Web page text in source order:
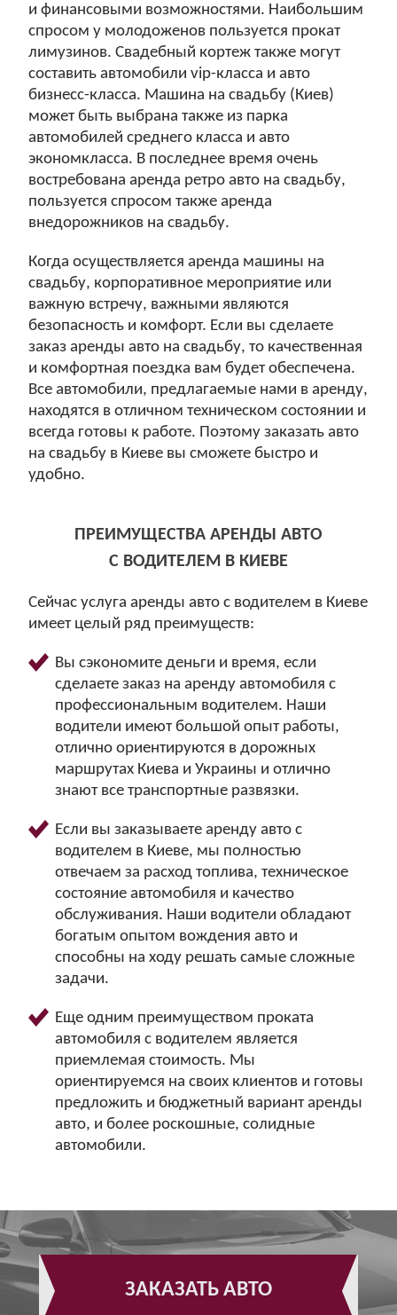
и финансовыми возможностями. Наибольшим
спросом у молодоженов пользуется прокат
лимузинов. Свадебный кортеж также могут
составить автомобили vip-класса и авто
бизнесс-класса. Машина на свадьбу (Киев)
может быть выбрана также из парка
автомобилей среднего класса и авто
экономкласса. В последнее время очень
востребована аренда ретро авто на свадьбу,
пользуется спросом также аренда
внедорожников на свадьбу.
Когда осуществляется аренда машины на
свадьбу, корпоративное мероприятие или
важную встречу, важными являются
безопасность и комфорт. Если вы сделаете
заказ аренды авто на свадьбу, то качественная
и комфортная поездка вам будет обеспечена.
Все автомобили, предлагаемые нами в аренду,
находятся в отличном техническом состоянии и
всегда готовы к работе. Поэтому заказать авто
на свадьбу в Киеве вы сможете быстро и
удобно.
ПРЕИМУЩЕСТВА АРЕНДЫ АВТО
С ВОДИТЕЛЕМ В КИЕВЕ
Сейчас услуга аренды авто с водителем в Киеве
имеет целый ряд преимуществ:
Вы сэкономите деньги и время, если
сделаете заказ на аренду автомобиля с
профессиональным водителем. Наши
водители имеют большой опыт работы,
отлично ориентируются в дорожных
маршрутах Киева и Украины и отлично
знают все транспортные развязки.
Если вы заказываете аренду авто с
водителем в Киеве, мы полностью
отвечаем за расход топлива, техническое
состояние автомобиля и качество
обслуживания. Наши водители обладают
богатым опытом вождения авто и
способны на ходу решать самые сложные
задачи.
Еще одним преимуществом проката
автомобиля с водителем является
приемлемая стоимость. Мы
ориентируемся на своих клиентов и готовы
предложить и бюджетный вариант аренды
авто, и более роскошные, солидные
автомобили.
ЗАКАЗАТЬ АВТО